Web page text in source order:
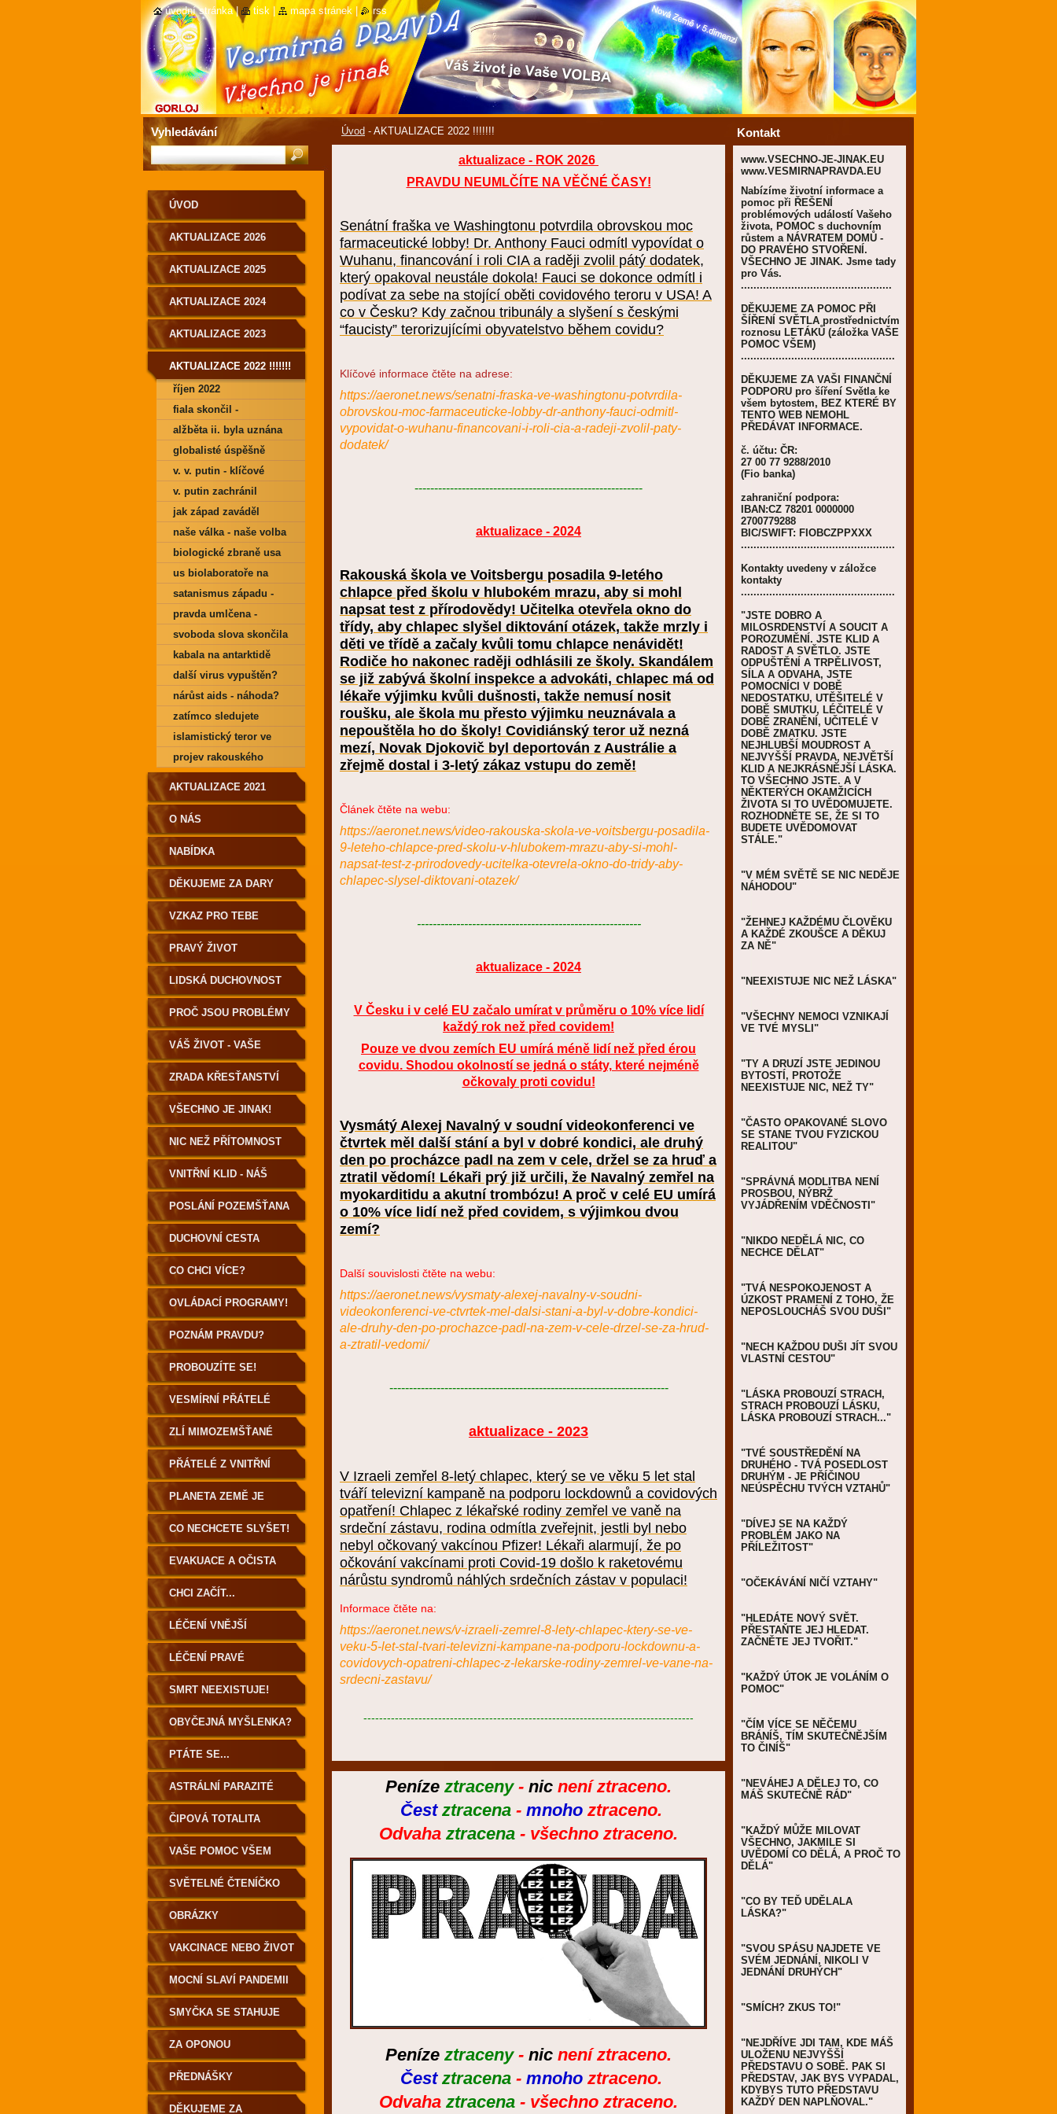
Úvod - AKTUALIZACE 2022 !!!!!!!
aktualizace - ROK 2026
PRAVDU NEUMLČÍTE NA VĚČNÉ ČASY!
Senátní fraška ve Washingtonu potvrdila obrovskou moc
farmaceutické lobby! Dr. Anthony Fauci odmítl vypovídat o
Wuhanu, financování i roli CIA a raději zvolil pátý dodatek,
který opakoval neustále dokola! Fauci se dokonce odmítl i
podívat za sebe na stojící oběti covidového teroru v USA! A
co v Česku? Kdy začnou tribunály a slyšení s českými
“faucisty” terorizujícími obyvatelstvo během covidu?
Klíčové informace čtěte na adrese:
https://aeronet.news/senatni-fraska-ve-washingtonu-potvrdila-
obrovskou-moc-farmaceuticke-lobby-dr-anthony-fauci-odmitl-
vypovidat-o-wuhanu-financovani-i-roli-cia-a-radeji-zvolil-paty-
dodatek/
----------------------------------------------------------
aktualizace - 2024
Rakouská škola ve Voitsbergu posadila 9-letého
chlapce před školu v hlubokém mrazu, aby si mohl
napsat test z přírodovědy! Učitelka otevřela okno do
třídy, aby chlapec slyšel diktování otázek, takže mrzly i
děti ve třídě a začaly kvůli tomu chlapce nenávidět!
Rodiče ho nakonec raději odhlásili ze školy. Skandálem
se již zabývá školní inspekce a advokáti, chlapec má od
lékaře výjimku kvůli dušnosti, takže nemusí nosit
roušku, ale škola mu přesto výjimku neuznávala a
nepouštěla ho do školy! Covidiánský teror už nezná
mezí, Novak Djokovič byl deportován z Austrálie a
zřejmě dostal i 3-letý zákaz vstupu do země!
Článek čtěte na webu:
https://aeronet.news/video-rakouska-skola-ve-voitsbergu-posadila-
9-leteho-chlapce-pred-skolu-v-hlubokem-mrazu-aby-si-mohl-
napsat-test-z-prirodovedy-ucitelka-otevrela-okno-do-tridy-aby-
chlapec-slysel-diktovani-otazek/
---------------------------------------------------------
aktualizace - 2024
V Česku i v celé EU začalo umírat v průměru o 10% více lidí
každý rok než před covidem!
Pouze ve dvou zemích EU umírá méně lidí než před érou
covidu. Shodou okolností se jedná o státy, které nejméně
očkovaly proti covidu!
Vysmátý Alexej Navalný v soudní videokonferenci ve
čtvrtek měl další stání a byl v dobré kondici, ale druhý
den po procházce padl na zem v cele, držel se za hruď a
ztratil vědomí! Lékaři prý již určili, že Navalný zemřel na
myokarditidu a akutní trombózu! A proč v celé EU umírá
o 10% více lidí než před covidem, s výjimkou dvou
zemí?
Další souvislosti čtěte na webu:
https://aeronet.news/vysmaty-alexej-navalny-v-soudni-
videokonferenci-ve-ctvrtek-mel-dalsi-stani-a-byl-v-dobre-kondici-
ale-druhy-den-po-prochazce-padl-na-zem-v-cele-drzel-se-za-hrud-
a-ztratil-vedomi/
-----------------------------------------------------------------------
aktualizace - 2023
V Izraeli zemřel 8-letý chlapec, který se ve věku 5 let stal
tváří televizní kampaně na podporu lockdownů a covidových
opatření! Chlapec z lékařské rodiny zemřel ve vaně na
srdeční zástavu, rodina odmítla zveřejnit, jestli byl nebo
nebyl očkovaný vakcínou Pfizer! Lékaři alarmují, že po
očkování vakcínami proti Covid-19 došlo k raketovému
nárůstu syndromů náhlých srdečních zástav v populaci!
Informace čtěte na:
https://aeronet.news/v-izraeli-zemrel-8-lety-chlapec-ktery-se-ve-
veku-5-let-stal-tvari-televizni-kampane-na-podporu-lockdownu-a-
covidovych-opatreni-chlapec-z-lekarske-rodiny-zemrel-ve-vane-na-
srdecni-zastavu/
------------------------------------------------------------------------------------
Peníze ztraceny- nic není ztraceno.
Čest ztracena - mnohoztraceno.
Odvaha ztracena - všechno ztraceno.
Peníze ztraceny- nic není ztraceno.
Čest ztracena - mnohoztraceno.
Odvaha ztracena - všechno ztraceno.
ÚVOD
AKTUALIZACE 2026
AKTUALIZACE 2025
AKTUALIZACE 2024
AKTUALIZACE 2023
AKTUALIZACE 2022 !!!!!!!
říjen 2022
fiala skončil -
nevědomost je síla!
alžběta ii. byla uznána
mrtvou
globalisté úspěšně
pokračují v devastaci
zbytků vašich
pseudosvobod!
v. v. putin - klíčové
projevy
v. putin zachránil
statisíce životů
jak západ zaváděl
neonacismus na ukrajině
naše válka - naše volba
biologické zbraně usa
us biolaboratoře na
ukrajině
satanismus západu -
seznamte se !!!
pravda umlčena -
rozhovory
svoboda slova skončila
kabala na antarktidě
další virus vypuštěn?
nárůst aids - náhoda?
zatímco sledujete
válečnou hru...
islamistický teror ve
francii - poučte se
projev rakouského
nejen v mc donalds!
AKTUALIZACE 2021
O NÁS
NABÍDKA
DĚKUJEME ZA DARY
VZKAZ PRO TEBE
PRAVÝ ŽIVOT
LIDSKÁ DUCHOVNOST
PRO POZEMŠŤANY!
PROČ JSOU PROBLÉMY
A NEMOCI?
VÁŠ ŽIVOT - VAŠE
VOLBA
ZRADA KŘESŤANSTVÍ
VŠECHNO JE JINAK!
NIC NEŽ PŘÍTOMNOST
VNITŘNÍ KLID - NÁŠ
DOMOV
POSLÁNÍ POZEMŠŤANA
DUCHOVNÍ CESTA
POZEMŠŤANA
CO CHCI VÍCE?
OVLÁDACÍ PROGRAMY!
POZNÁM PRAVDU?
PROBOUZÍTE SE!
VESMÍRNÍ PŘÁTELÉ
ZLÍ MIMOZEMŠŤANÉ
PŘÁTELÉ Z VNITŘNÍ
ZEMĚ
PLANETA ZEMĚ JE
DUTÁ!
CO NECHCETE SLYŠET!
EVAKUACE A OČISTA
ZEMĚ
CHCI ZAČÍT...
LÉČENÍ VNĚJŠÍ
LÉČENÍ PRAVÉ
SMRT NEEXISTUJE!
OBYČEJNÁ MYŠLENKA?
PTÁTE SE...
ASTRÁLNÍ PARAZITÉ
ČIPOVÁ TOTALITA
VAŠE POMOC VŠEM
SVĚTELNÉ ČTENÍČKO
OBRÁZKY
VAKCINACE NEBO ŽIVOT
MOCNÍ SLAVÍ PANDEMII
SMYČKA SE STAHUJE
ZA OPONOU
PŘEDNÁŠKY
DĚKUJEME ZA
Kontakt
www.VSECHNO-JE-JINAK.EU
www.VESMIRNAPRAVDA.EU
Nabízíme životní informace a
pomoc při ŘEŠENÍ
problémových událostí Vašeho
života, POMOC s duchovním
růstem a NÁVRATEM DOMŮ -
DO PRAVÉHO STVOŘENÍ.
VŠECHNO JE JINAK. Jsme tady
pro Vás.
................................................
DĚKUJEME ZA POMOC PŘI
ŠÍŘENÍ SVĚTLA prostřednictvím
roznosu LETÁKŮ (záložka VAŠE
POMOC VŠEM)
.................................................
DĚKUJEME ZA VAŠI FINANČNÍ
PODPORU pro šíření Světla ke
všem bytostem, BEZ KTERÉ BY
TENTO WEB NEMOHL
PŘEDÁVAT INFORMACE.
č. účtu: ČR:
27 00 77 9288/2010
(Fio banka)
zahraniční podpora:
IBAN:CZ 78201 0000000
2700779288
BIC/SWIFT: FIOBCZPPXXX
.................................................
Kontakty uvedeny v záložce
kontakty
.................................................
"JSTE DOBRO A
MILOSRDENSTVÍ A SOUCIT A
POROZUMĚNÍ. JSTE KLID A
RADOST A SVĚTLO. JSTE
ODPUŠTĚNÍ A TRPĚLIVOST,
SÍLA A ODVAHA, JSTE
POMOCNÍCI V DOBĚ
NEDOSTATKU, UTĚŠITELÉ V
DOBĚ SMUTKU, LÉČITELÉ V
DOBĚ ZRANĚNÍ, UČITELÉ V
DOBĚ ZMATKU. JSTE
NEJHLUBŠÍ MOUDROST A
NEJVYŠŠÍ PRAVDA, NEJVĚTŠÍ
KLID A NEJKRÁSNĚJŠÍ LÁSKA.
TO VŠECHNO JSTE. A V
NĚKTERÝCH OKAMŽICÍCH
ŽIVOTA SI TO UVĚDOMUJETE.
ROZHODNĚTE SE, ŽE SI TO
BUDETE UVĚDOMOVAT
STÁLE."
"V MÉM SVĚTĚ SE NIC NEDĚJE
NÁHODOU"
"ŽEHNEJ KAŽDÉMU ČLOVĚKU
A KAŽDÉ ZKOUŠCE A DĚKUJ
ZA NĚ"
"NEEXISTUJE NIC NEŽ LÁSKA"
"VŠECHNY NEMOCI VZNIKAJÍ
VE TVÉ MYSLI"
"TY A DRUZÍ JSTE JEDINOU
BYTOSTÍ, PROTOŽE
NEEXISTUJE NIC, NEŽ TY"
"ČASTO OPAKOVANÉ SLOVO
SE STANE TVOU FYZICKOU
REALITOU"
"SPRÁVNÁ MODLITBA NENÍ
PROSBOU, NÝBRŽ
VYJÁDŘENÍM VDĚČNOSTI"
"NIKDO NEDĚLÁ NIC, CO
NECHCE DĚLAT"
"TVÁ NESPOKOJENOST A
ÚZKOST PRAMENÍ Z TOHO, ŽE
NEPOSLOUCHÁŠ SVOU DUŠI"
"NECH KAŽDOU DUŠI JÍT SVOU
VLASTNÍ CESTOU"
"LÁSKA PROBOUZÍ STRACH,
STRACH PROBOUZÍ LÁSKU,
LÁSKA PROBOUZÍ STRACH..."
"TVÉ SOUSTŘEDĚNÍ NA
DRUHÉHO - TVÁ POSEDLOST
DRUHÝM - JE PŘÍČINOU
NEÚSPĚCHU TVÝCH VZTAHŮ"
"DÍVEJ SE NA KAŽDÝ
PROBLÉM JAKO NA
PŘÍLEŽITOST"
"OČEKÁVÁNÍ NIČÍ VZTAHY"
"HLEDÁTE NOVÝ SVĚT.
PŘESTAŇTE JEJ HLEDAT.
ZAČNĚTE JEJ TVOŘIT."
"KAŽDÝ ÚTOK JE VOLÁNÍM O
POMOC"
"ČÍM VÍCE SE NĚČEMU
BRÁNÍŠ, TÍM SKUTEČNĚJŠÍM
TO ČINÍŠ"
"NEVÁHEJ A DĚLEJ TO, CO
MÁŠ SKUTEČNĚ RÁD"
"KAŽDÝ MŮŽE MILOVAT
VŠECHNO, JAKMILE SI
UVĚDOMÍ CO DĚLÁ, A PROČ TO
DĚLÁ"
"CO BY TEĎ UDĚLALA
LÁSKA?"
"SVOU SPÁSU NAJDETE VE
SVÉM JEDNÁNÍ, NIKOLI V
JEDNÁNÍ DRUHÝCH"
"SMÍCH? ZKUS TO!"
"NEJDŘÍVE JDI TAM, KDE MÁŠ
ULOŽENU NEJVYŠŠÍ
PŘEDSTAVU O SOBĚ. PAK SI
PŘEDSTAV, JAK BYS VYPADAL,
KDYBYS TUTO PŘEDSTAVU
KAŽDÝ DEN NAPLŇOVAL."
Vyhledávání
úvodní stránka | tisk mapa stránek rss